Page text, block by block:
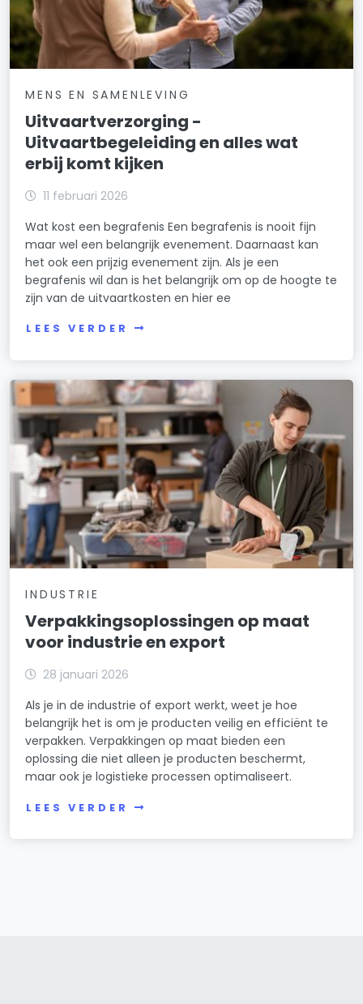
MENS EN SAMENLEVING
Uitvaartverzorging -
Uitvaartbegeleiding en alles wat
erbij komt kijken
11 februari 2026
Wat kost een begrafenis Een begrafenis is nooit fijn
maar wel een belangrijk evenement. Daarnaast kan
het ook een prijzig evenement zijn. Als je een
begrafenis wil dan is het belangrijk om op de hoogte te
zijn van de uitvaartkosten en hier ee
LEES VERDER
INDUSTRIE
Verpakkingsoplossingen op maat
voor industrie en export
28 januari 2026
Als je in de industrie of export werkt, weet je hoe
belangrijk het is om je producten veilig en efficiënt te
verpakken. Verpakkingen op maat bieden een
oplossing die niet alleen je producten beschermt,
maar ook je logistieke processen optimaliseert.
LEES VERDER